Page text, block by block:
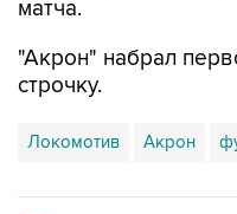
матча.
"Акрон" набрал
строчку.
Локомотив Акрон